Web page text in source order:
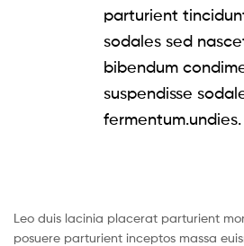
parturient
sodales sed
bibendum
suspendisse
fermentum.undies.
Leo duis lacinia placerat parturient
posuere parturient inceptos massa